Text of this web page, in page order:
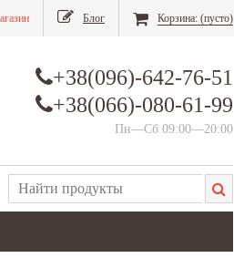
Блог Корзина: (пусто)
+38(096)-642-76-51
+38(066)-080-61-99
Пн—Сб 09:00—20:00